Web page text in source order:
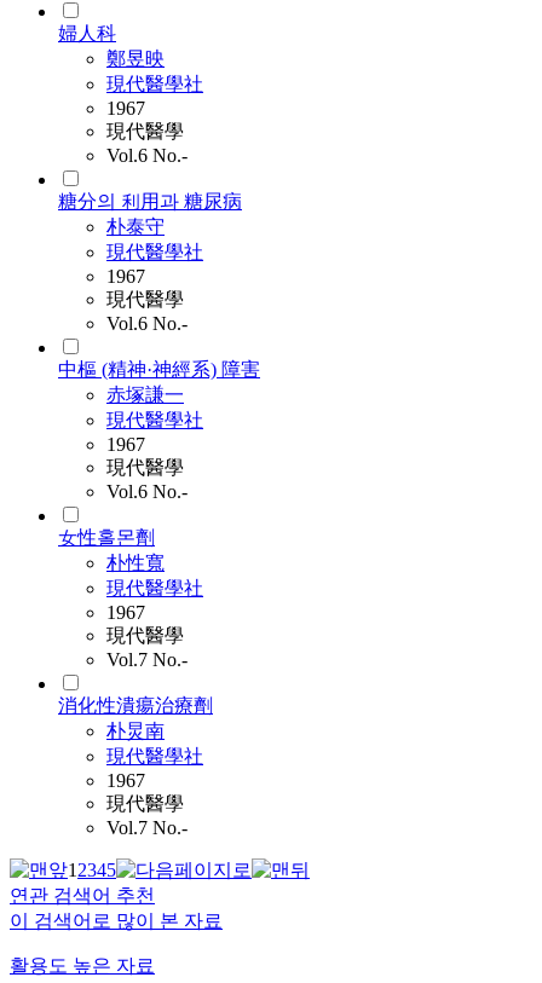
婦人科
鄭昱映
現代醫學社
1967
現代醫學
Vol.6 No.-
糖分의 利用과 糖尿病
朴泰守
現代醫學社
1967
現代醫學
Vol.6 No.-
中樞 (精神·神經系) 障害
赤塚謙一
現代醫學社
1967
現代醫學
Vol.6 No.-
女性홀몬劑
朴性寬
現代醫學社
1967
現代醫學
Vol.7 No.-
消化性潰瘍治療劑
朴炅南
現代醫學社
1967
現代醫學
Vol.7 No.-
12345
연관 검색어 추천
이 검색어로 많이 본 자료
활용도 높은 자료